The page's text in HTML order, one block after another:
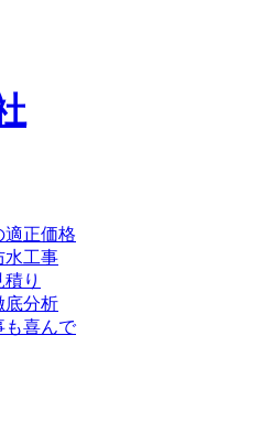
適正価格
水工事
り
底分析
も喜んで